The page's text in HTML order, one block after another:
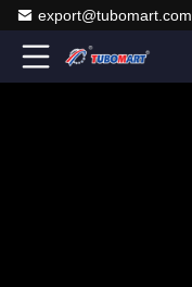
export@tubomart.com